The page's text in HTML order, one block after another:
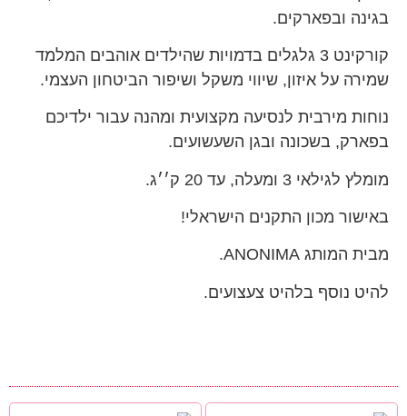
בגינה ובפארקים.
קורקינט 3 גלגלים בדמויות שהילדים אוהבים המלמד
שמירה על איזון, שיווי משקל ושיפור הביטחון העצמי.
נוחות מירבית לנסיעה מקצועית ומהנה עבור ילדיכם
בפארק, בשכונה ובגן השעשועים.
מומלץ לגילאי 3 ומעלה, עד 20 ק׳׳ג.
באישור מכון התקנים הישראלי!
מבית המותג ANONIMA.
להיט נוסף בלהיט צעצועים.